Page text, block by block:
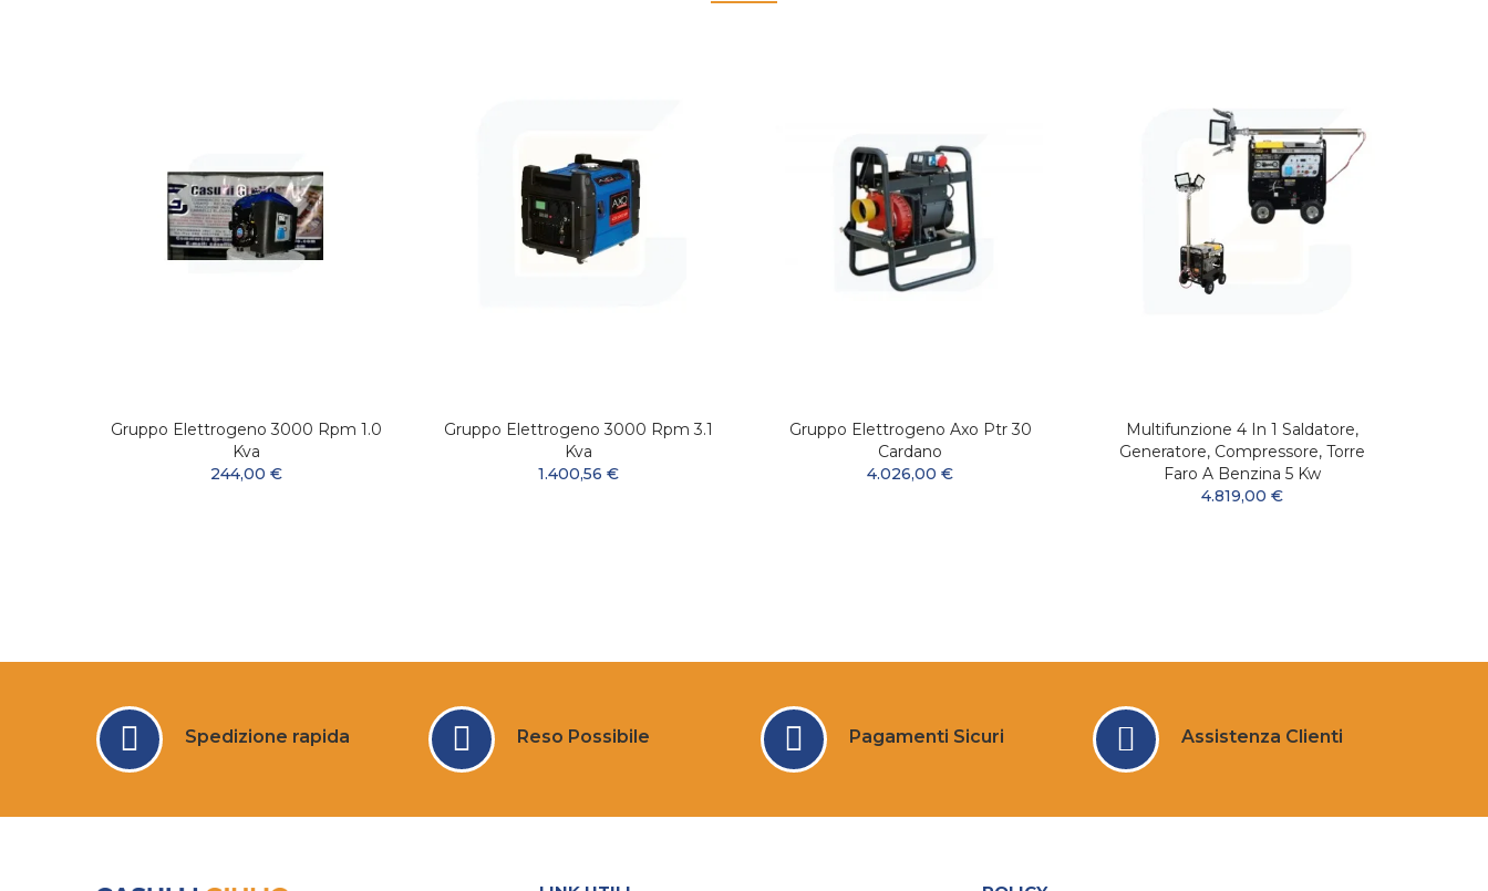
Gruppo Elettrogeno 3000 Rpm 1.0
Kva
244,00 €
Gruppo Elettrogeno 3000 Rpm 3.1
Kva
1.400,56 €
Gruppo Elettrogeno Axo Ptr 30
Cardano
4.026,00 €
Multifunzione 4 In 1 Saldatore,
Generatore, Compressore, Torre
Faro A Benzina 5 Kw
4.819,00 €
Spedizione rapida Reso Possibile Pagamenti Sicuri Assistenza Clienti